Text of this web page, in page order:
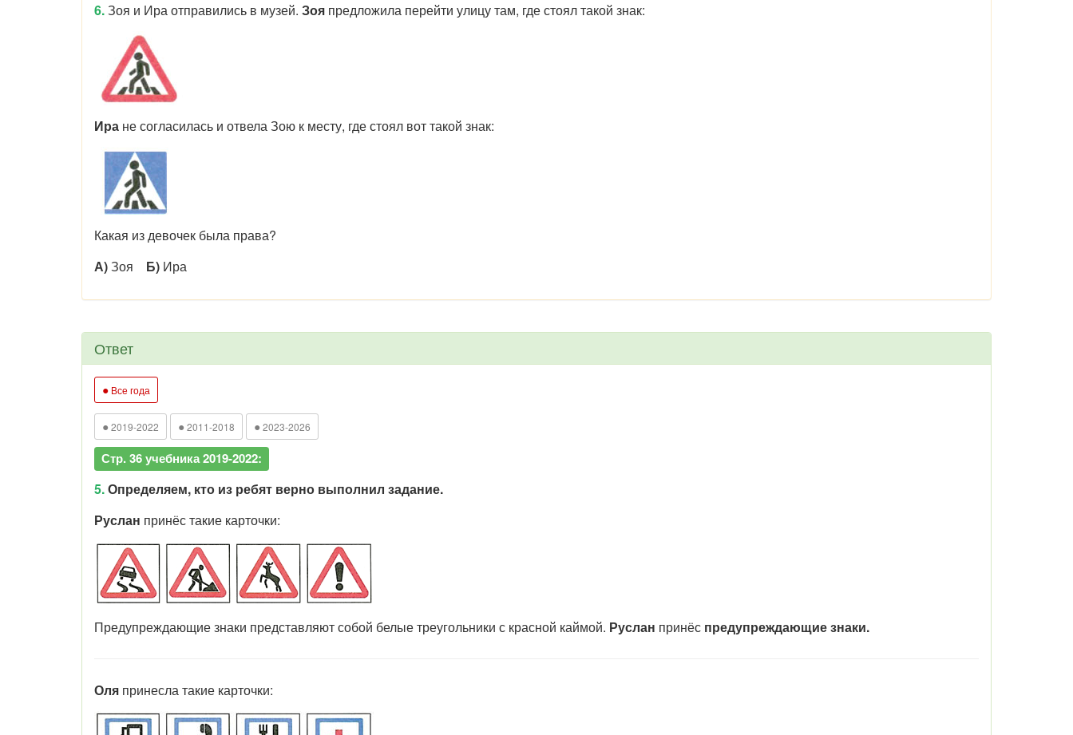
6.Зоя и Ира отправились в музей. Зоя предложила перейти улицу там, где стоял такой знак:
Ира не согласилась и отвела Зою к месту, где стоял вот такой знак:
Какая из девочек была права?
А)Зоя Б) Ира
Ответ
● Все года
● 2019-2022 ● 2011-2018 ● 2023-2026
Стр. 36 учебника 2019-2022:
5.Определяем, кто из ребят верно выполнил задание.
Руслан принёс такие карточки:
Предупреждающие знаки представляют собой белые треугольники с красной каймой. Руслан принёс предупреждающиезнаки.
Оля принесла такие карточки: